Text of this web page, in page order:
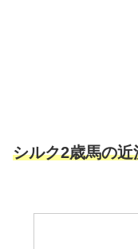
シルク2歳馬の